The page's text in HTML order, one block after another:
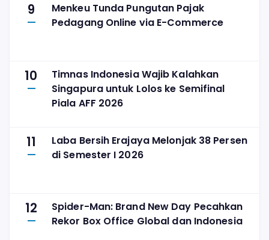
9
Menkeu Tunda Pungutan Pajak
Pedagang Online via E-Commerce
10
Timnas Indonesia Wajib Kalahkan
Singapura untuk Lolos ke Semifinal
Piala AFF 2026
11
Laba Bersih Erajaya Melonjak 38 Persen
di Semester I 2026
12
Spider-Man: Brand New Day Pecahkan
Rekor Box Office Global dan Indonesia